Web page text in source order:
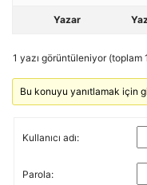
Yazar
1 yazı görüntüleniyor (toplam
Bu konuyu yanıtlamak için
Kullanıcı adı:
Parola: